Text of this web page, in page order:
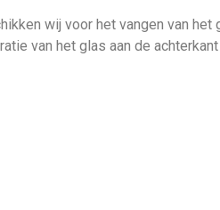
wij voor het vangen van
van het glas aan de